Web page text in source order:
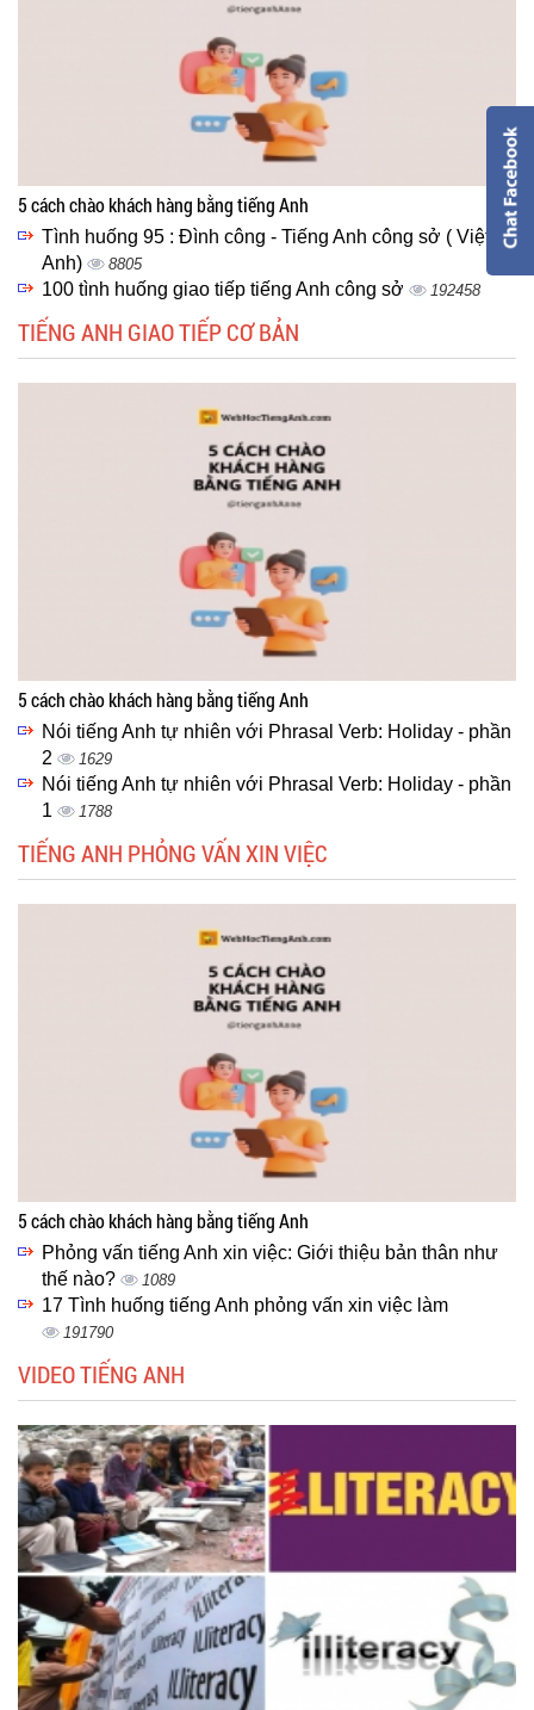
5 cách chào khách hàng bằng tiếng Anh
Tình huống 95 : Đình công - Tiếng Anh công sở ( Việt -
Anh)
8805
100 tình huống giao tiếp tiếng Anh công sở 192458
TIẾNG ANH GIAO TIẾP CƠ BẢN
5 cách chào khách hàng bằng tiếng Anh
Nói tiếng Anh tự nhiên với Phrasal Verb: Holiday - phần
2
1629
Nói tiếng Anh tự nhiên với Phrasal Verb: Holiday - phần
1
1788
TIẾNG ANH PHỎNG VẤN XIN VIỆC
5 cách chào khách hàng bằng tiếng Anh
Phỏng vấn tiếng Anh xin việc: Giới thiệu bản thân như
thế nào?
1089
17 Tình huống tiếng Anh phỏng vấn xin việc làm
191790
VIDEO TIẾNG ANH